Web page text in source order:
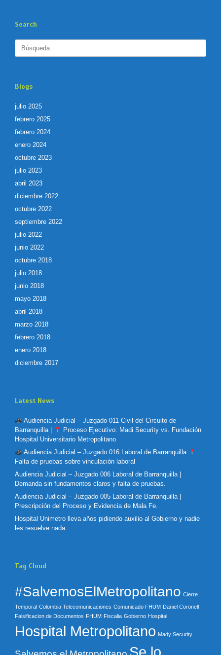
Search
Buscar:
Blogs
julio 2025
febrero 2025
febrero 2024
enero 2024
octubre 2023
julio 2023
abril 2023
diciembre 2022
octubre 2022
septiembre 2022
julio 2022
junio 2022
octubre 2018
julio 2018
junio 2018
mayo 2018
abril 2018
marzo 2018
febrero 2018
enero 2018
diciembre 2017
Latest News
Audiencia Judicial – Juzgado 011 Civil del Circuito de
Barranquilla |
Proceso Ejecutivo: Madi Security vs. Fundación
Hospital Universitario Metropolitano
Audiencia Judicial – Juzgado 016 Laboral de Barranquilla
Falta de pruebas sobre vinculación laboral
Audiencia Judicial – Juzgado 006 Laboral de Barranquilla |
Demanda sin fundamentos claros y falta de pruebas.
Audiencia Judicial – Juzgado 005 Laboral de Barranquilla |
Prescripción del Proceso y Evidencia de Mala Fe.
Hospital Unimetro lleva años pidiendo auxilio al Gobierno y nadie
les resuelve nada
Tag Cloud
#SalvemosElMetropolitano Cierre
Temporal Colombia Telecomunicaciones Comunicado FHUM Daniel Coronell
Falsificacion de Documentos FHUM Fiscalia Gobierno Hospital
Hospital Metropolitano Mady Security